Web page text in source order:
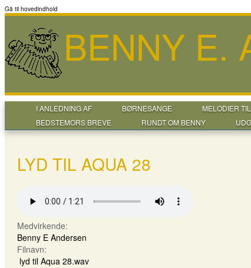
Gå til hovedindhold
BENNY E.
I ANLEDNING AF BØRNESANGE MELODIER
BEDSTEMORS BREVE
RUNDT OM BENNY
LYD TIL AQUA 28
Medvirkende:
Benny E Andersen
Filnavn:
lyd til Aqua 28.wav